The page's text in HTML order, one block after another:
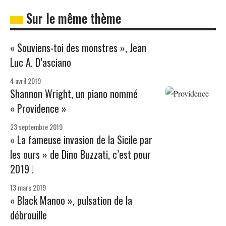
Sur le même thème
« Souviens-toi des monstres », Jean
Luc A. D’asciano
4 avril 2019
Shannon Wright, un piano nommé
« Providence »
23 septembre 2019
« La fameuse invasion de la Sicile par
les ours » de Dino Buzzati, c’est pour
2019 !
13 mars 2019
« Black Manoo », pulsation de la
débrouille